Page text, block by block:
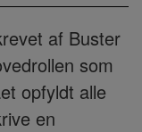
af Buster
som
opfyldt alle
en